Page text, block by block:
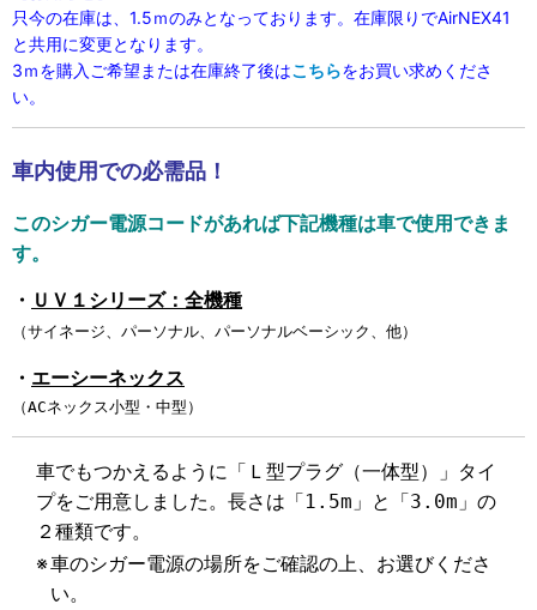
只今の在庫は、1.5ｍのみとなっております。在庫限りでAirNEX41
と共用に変更となります。
3ｍを購入ご希望または在庫終了後はこちらをお買い求めくださ
い。
車内使用での必需品！
このシガー電源コードがあれば下記機種は車で使用できま
す。
・ ＵＶ１シリーズ：全機種
（サイネージ、パーソナル、パーソナルベーシック、他）
・ エーシーネックス
（ACネックス小型・中型）
車でもつかえるように「Ｌ型プラグ（一体型）」タイ
プをご用意しました。 長さは「1.5m」と「3.0m」の
２種類です。
※車のシガー電源の場所をご確認の上、お選びくださ
い。